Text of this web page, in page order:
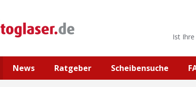
Ist
News Ratgeber Scheibensuche